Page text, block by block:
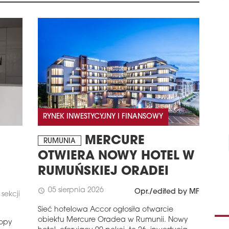
RYNEK INWESTYCYJNY I FINANSOWY
RUMUNIA
MERCURE
OTWIERA NOWY HOTEL W
RUMUŃSKIEJ ORADEI
schedule 05 sierpnia 2026 Opr./edited by MF
Sieć hotelowa Accor ogłosiła otwarcie
obiektu Mercure Oradea w Rumunii. Nowy
W